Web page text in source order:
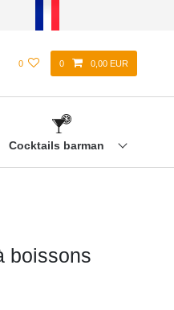
0 0 0,00 EUR
Cocktails barman
boissons